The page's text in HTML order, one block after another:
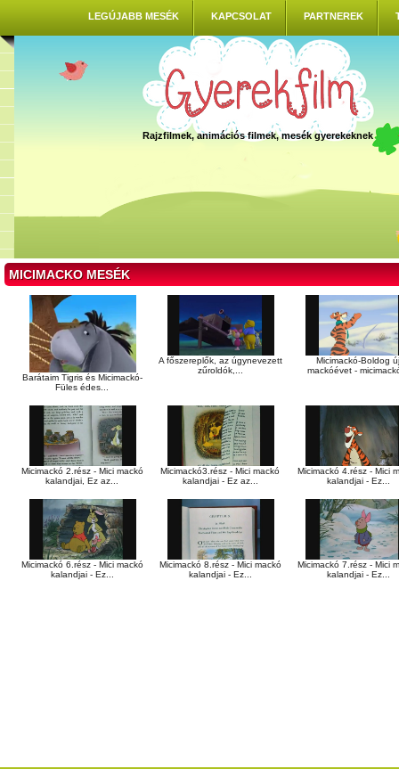
LEGÚJABB MESÉK KAPCSOLAT PARTNEREK
Rajzfilmek, animációs filmek, mesék gyerekeknek
MICIMACKO MESÉK
Barátaim Tigris és Micimackó-
Füles édes...
A főszereplők, az úgynevezett
zűroldók,...
Micimackó-Boldog
mackóévet -
Micimackó 2.rész - Mici mackó
kalandjai, Ez az...
Micimackó3.rész - Mici mackó
kalandjai - Ez az...
Micimackó 4.rész - Mici
kalandjai - Ez...
Micimackó 6.rész - Mici mackó
kalandjai - Ez...
Micimackó 8.rész - Mici mackó
kalandjai - Ez...
Micimackó 7.rész - Mici
kalandjai - Ez...